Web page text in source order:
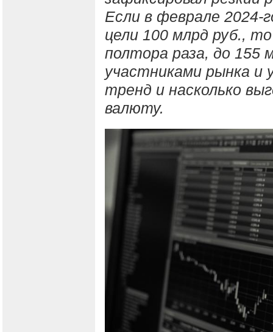
Если в феврале 2024-
цели 100 млрд руб.,
полтора раза, до 155
участниками рынка и
тренд и насколько
валюту.